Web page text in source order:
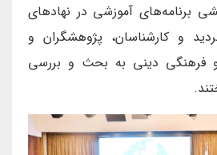
برنامه‌های آموزشی در نهادهای
و کارشناسان، پژوهشگران و
و فرهنگی دینی به بحث و بررسی